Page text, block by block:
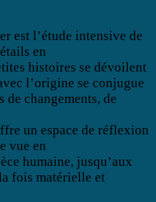
est l’étude intensive de
en
histoires se dévoilent
l’origine se conjugue
de changements, de
un espace de réflexion
vue en
humaine, jusqu’aux
fois matérielle et